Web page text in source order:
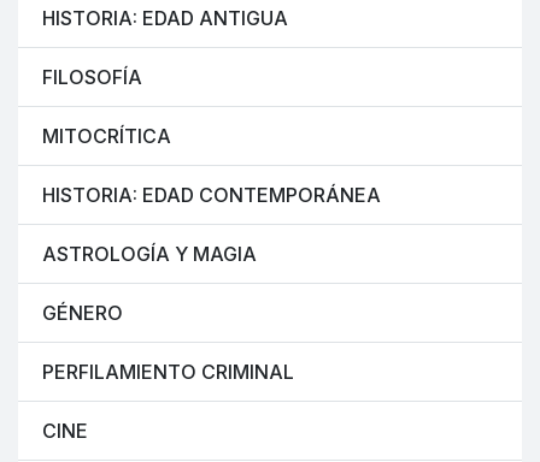
HISTORIA: EDAD ANTIGUA
FILOSOFÍA
MITOCRÍTICA
HISTORIA: EDAD CONTEMPORÁNEA
ASTROLOGÍA Y MAGIA
GÉNERO
PERFILAMIENTO CRIMINAL
CINE